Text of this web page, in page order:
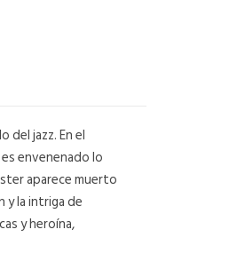
del jazz. En el
envenenado lo
aparece muerto
y la intriga de
y heroína,